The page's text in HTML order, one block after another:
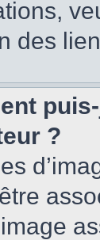
des
?